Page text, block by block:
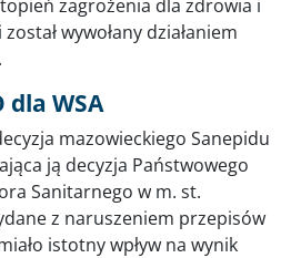
zagrożenia dla zdrowia i
wywołany działaniem
WSA
mazowieckiego Sanepidu
ją decyzja Państwowego
Sanitarnego w m. st.
z naruszeniem przepisów
istotny wpływ na wynik